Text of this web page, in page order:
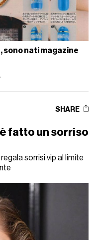
sono nati magazine
SHARE
fatto un sorriso
sorrisi vip al limite